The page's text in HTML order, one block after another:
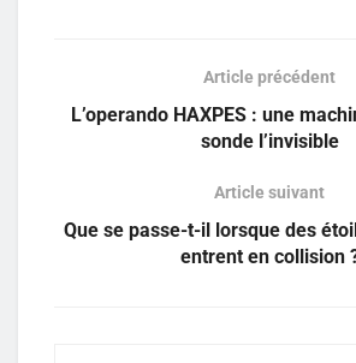
Article précédent
L’operando HAXPES : une
sonde l’invisible
Article suivant
Que se passe-t-il lorsque des
entrent en collision